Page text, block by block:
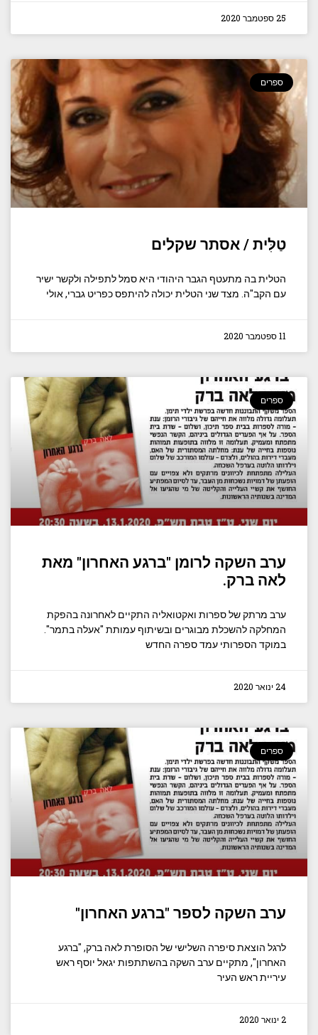
25 ספטמבר 2020
ספרים
טַלִּית / אסתר שקלים
הטלית בה מתעטף הגבר היהודי היא סמל לתפילה ולקשר ישיר
עם הקב"ה. מצד שני הטלית יכולה להיתפס כפריט גברי, אולי
11 ספטמבר 2020
ספרים
ערב השקה לרומן "ברגע האחרון" מאת
לאה ברק.
ערב מרתק של ספרות ואקטואליה התקיים לאחרונה בהפקת
המחלקה להשכלת מבוגרים ובשיתוף עמותת "אעלה בתמר".
במוקד הספרותי עמד ספרה החדש
24 ינואר 2020
ספרים
ערב השקה לספר "ברגע האחרון"
לרגל הוצאת סיפרה השלישי של הסופרת לאה ברק, "ברגע
האחרון", מתקיים ערב השקה בהשתתפות יגאל יוסף ראש
עיריית ראש העיר
2 ינואר 2020